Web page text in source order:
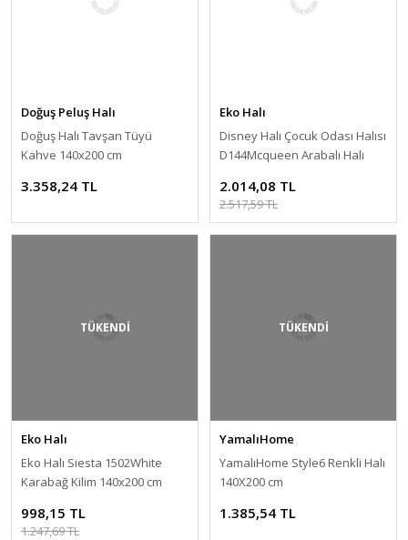
Doğuş Peluş Halı
Doğuş Halı Tavşan Tüyü
Kahve 140x200 cm
3.358,24 TL
Eko Halı
Disney Halı Çocuk Odası Halısı
D144Mcqueen Arabalı Halı
2.014,08 TL
2.517,59 TL
TÜKENDİ
Eko Halı
Eko Halı Siesta 1502White
Karabağ Kilim 140x200 cm
998,15 TL
1.247,69 TL
TÜKENDİ
YamalıHome
YamalıHome Style6 Renkli Halı
140X200 cm
1.385,54 TL